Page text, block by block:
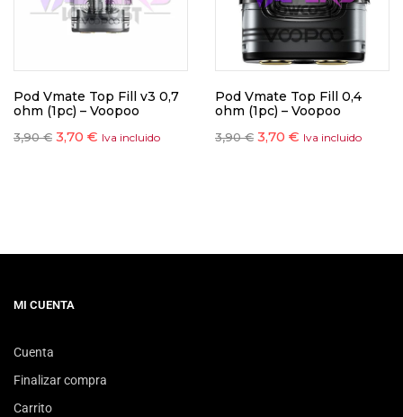
Pod Vmate Top Fill v3 0,7
ohm (1pc) – Voopoo
3,90€ 3,70 € Iva incluido
Pod Vmate Top Fill 0,4
ohm (1pc) – Voopoo
3,90€ 3,70 € Iva incluido
MI CUENTA
Cuenta
Finalizar compra
Carrito